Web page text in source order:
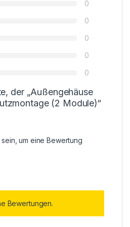
0
0
0
0
0
der „Außengehäuse
(2 Module)“
sein, um eine Bewertung
Bewertungen.